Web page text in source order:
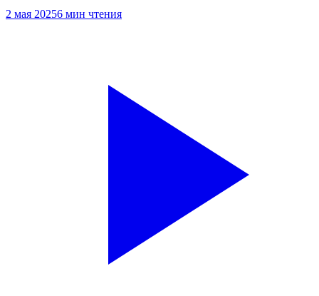
2 мая 20256 мин чтения